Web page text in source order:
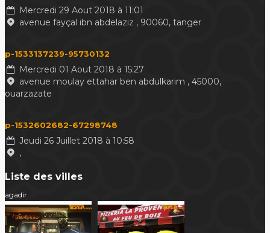
Mercredi 29 Aout 2018 à 11:01
avenue fayçal ibn abdelaziz , 90060, tanger
p-1533137239-95730132
Mercredi 01 Aout 2018 à 15:27
avenue moulay ettahar ben abdulkarim , 45000,
ouarzazate
p-1532602682-67298748
Jeudi 26 Juillet 2018 à 10:58
,
Liste des villes
agadir